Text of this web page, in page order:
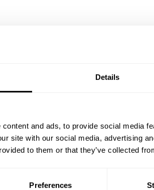
Details
and ads, to provide social media
site with our social media, advertising
to them or that they’ve collected
Preferences